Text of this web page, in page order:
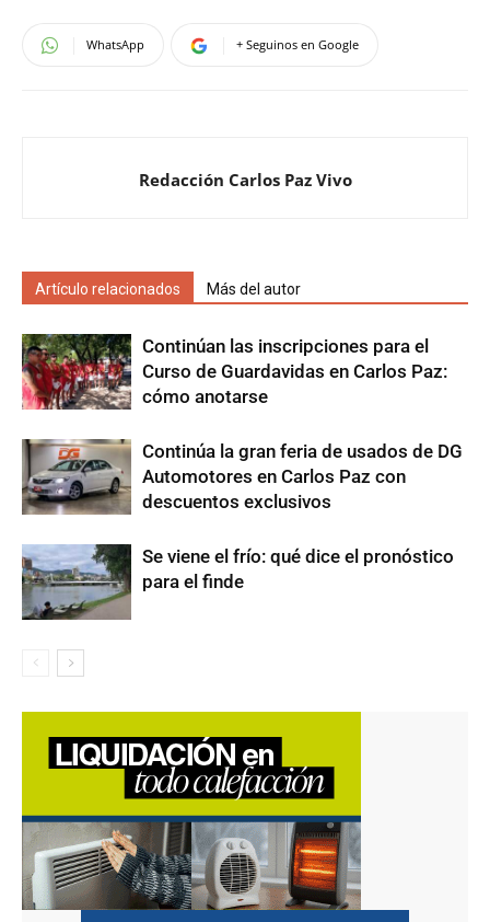
WhatsApp + Seguinos en Google
Redacción Carlos Paz Vivo
Artículo relacionados Más del autor
Continúan las inscripciones para el
Curso de Guardavidas en Carlos Paz:
cómo anotarse
Continúa la gran feria de usados de DG
Automotores en Carlos Paz con
descuentos exclusivos
Se viene el frío: qué dice el pronóstico
para el finde